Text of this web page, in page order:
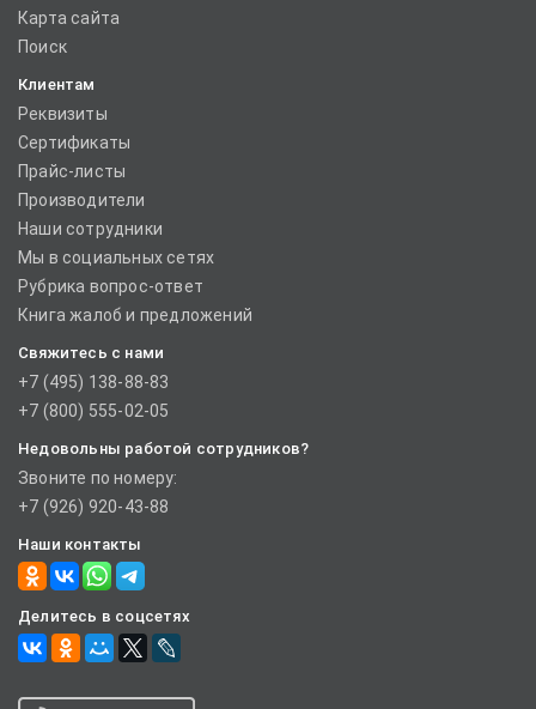
Карта сайта
Поиск
Клиентам
Реквизиты
Сертификаты
Прайс-листы
Производители
Наши сотрудники
Мы в социальных сетях
Рубрика вопрос-ответ
Книга жалоб и предложений
Свяжитесь с нами
+7 (495) 138-88-83
+7 (800) 555-02-05
Недовольны работой сотрудников?
Звоните по номеру:
+7 (926) 920-43-88
Наши контакты
Делитесь в соцсетях